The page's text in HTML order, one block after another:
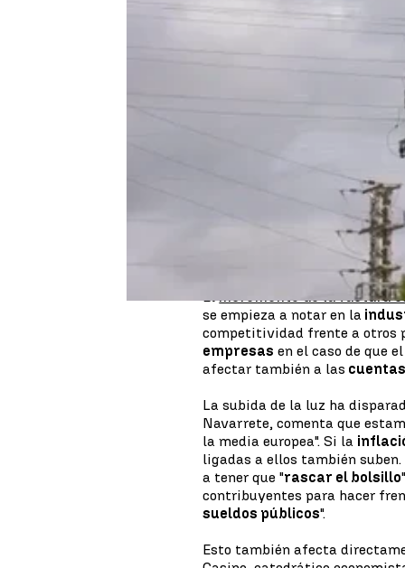
En el inicio de septiembre, el
históricos y este miércoles
Elincremento de la factura
se empieza a notar en la
competitividad frente a otros
empresas en el caso de que
afectar también a las
La subida de la luz ha
Navarrete, comenta que
la media europea". Si la
ligadas a ellos también
a tener que "rascar el bolsillo
contribuyentes para hacer
sueldos públicos".
Esto también afecta